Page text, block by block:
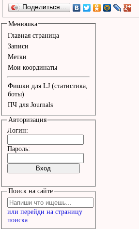
Поделиться…
Менюшка
Главная страница
Записи
Метки
Мои координаты
Фишки для LJ (статистика,
боты)
ПЧ для Journals
Авторизация
Логин:
Пароль:
Поиск на сайте
или перейди на страницу
поиска